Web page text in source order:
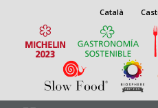
Català